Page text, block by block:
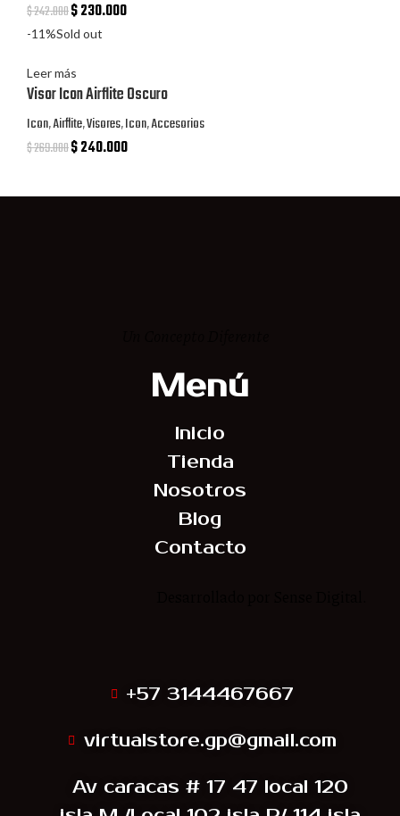
$242.000$230.000
-11%Sold out
Leer más
Visor Icon Airflite Oscuro
Icon,Airflite,Visores,Icon,Accesorios
$269.000$240.000
Menú
Inicio
Tienda
Nosotros
Blog
Contacto
+57 3144467667
virtualstore.gp@gmail.com
Av caracas # 17 47 local 120